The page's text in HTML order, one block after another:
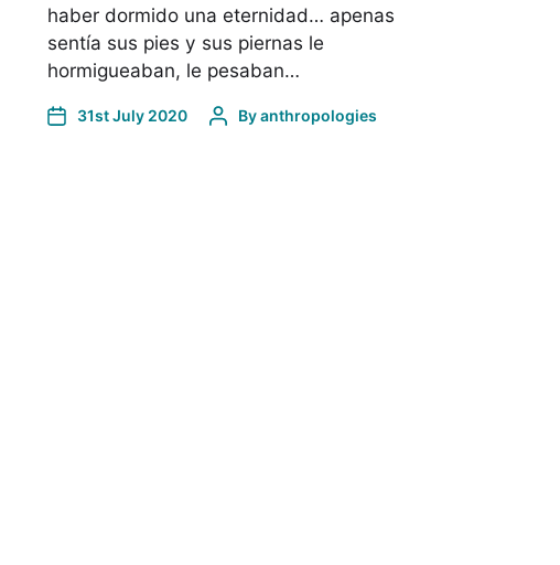
haber dormido una eternidad… apenas
sentía sus pies y sus piernas le
hormigueaban, le pesaban…
31st July 2020 Byanthropologies